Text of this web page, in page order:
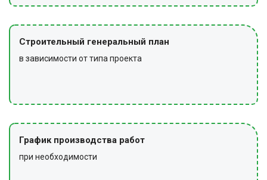
Строительный генеральный план
в зависимости от типа проекта
График производства работ
при необходимости